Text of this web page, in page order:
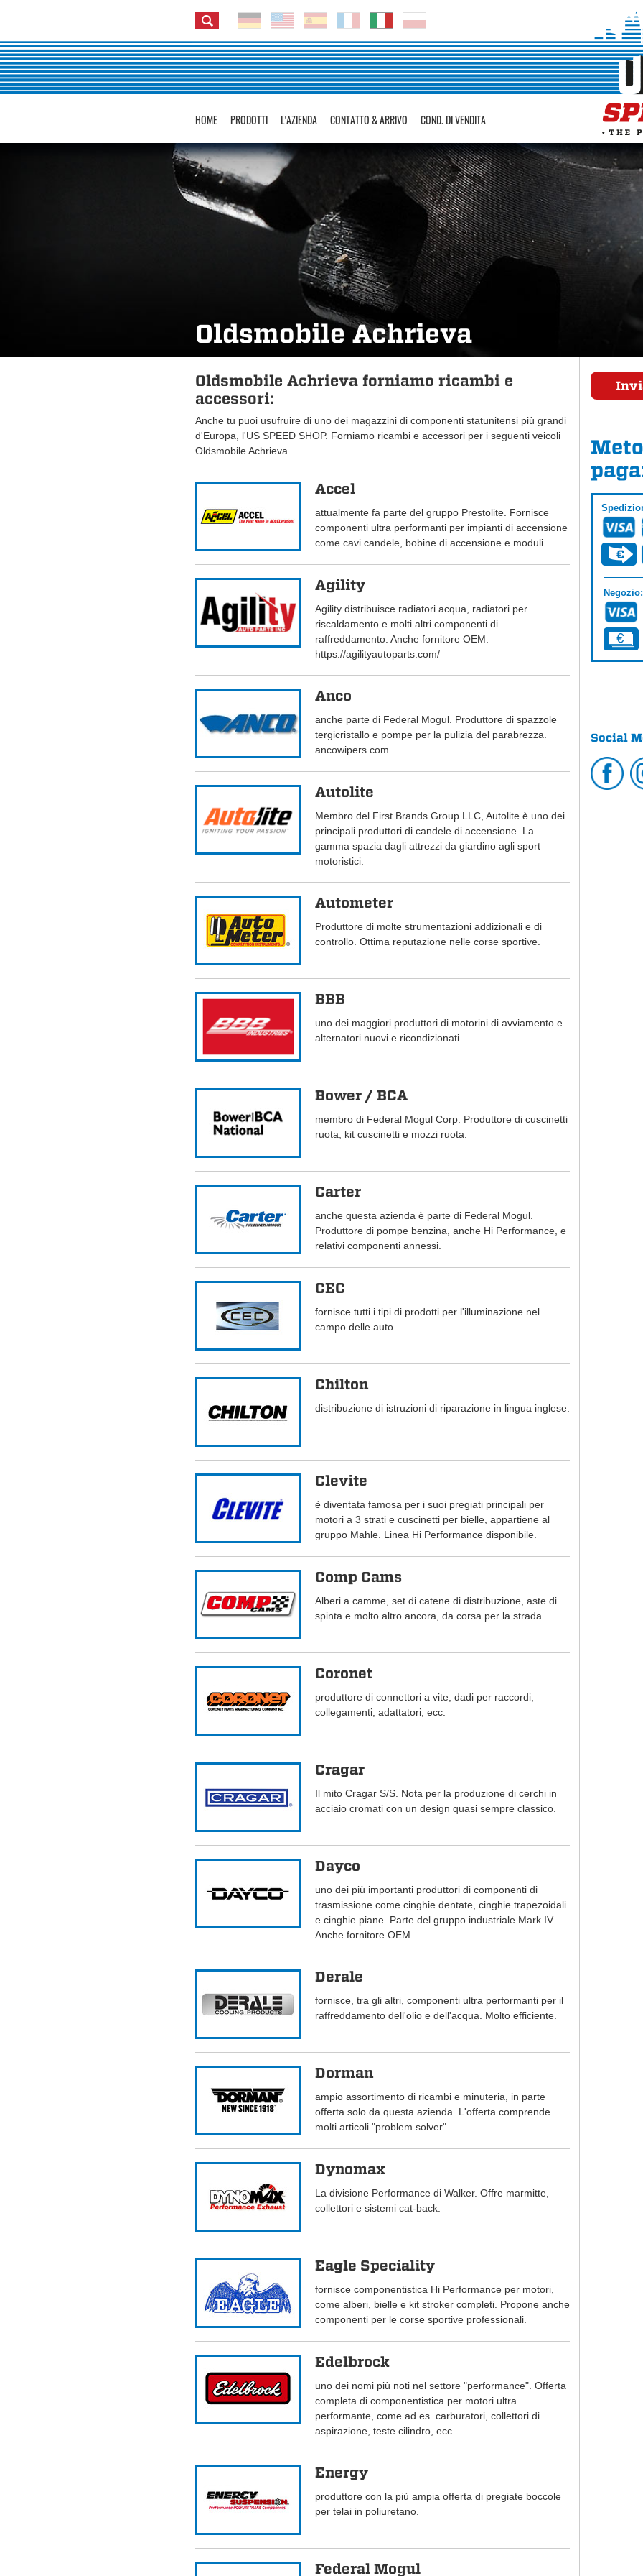
HOME PRODOTTI L'AZIENDA CONTATTO & ARRIVO COND. DI VENDITA
Oldsmobile Achrieva
Oldsmobile Achrieva forniamo ricambi e
accessori:
Anche tu puoi usufruire di uno dei magazzini di componenti statunitensi più grandi
d'Europa, l'US SPEED SHOP. Forniamo ricambi e accessori per i seguenti veicoli
Oldsmobile Achrieva.
Accel
attualmente fa parte del gruppo Prestolite. Fornisce
componenti ultra performanti per impianti di accensione
come cavi candele, bobine di accensione e moduli.
Agility
Agility distribuisce radiatori acqua, radiatori per
riscaldamento e molti altri componenti di
raffreddamento. Anche fornitore OEM.
https://agilityautoparts.com/
Anco
anche parte di Federal Mogul. Produttore di spazzole
tergicristallo e pompe per la pulizia del parabrezza.
ancowipers.com
Autolite
Membro del First Brands Group LLC, Autolite è uno dei
principali produttori di candele di accensione. La
gamma spazia dagli attrezzi da giardino agli sport
motoristici.
Autometer
Produttore di molte strumentazioni addizionali e di
controllo. Ottima reputazione nelle corse sportive.
BBB
uno dei maggiori produttori di motorini di avviamento e
alternatori nuovi e ricondizionati.
Bower / BCA
membro di Federal Mogul Corp. Produttore di cuscinetti
ruota, kit cuscinetti e mozzi ruota.
Carter
anche questa azienda è parte di Federal Mogul.
Produttore di pompe benzina, anche Hi Performance, e
relativi componenti annessi.
CEC
fornisce tutti i tipi di prodotti per l'illuminazione nel
campo delle auto.
Chilton
distribuzione di istruzioni di riparazione in lingua inglese.
Clevite
è diventata famosa per i suoi pregiati principali per
motori a 3 strati e cuscinetti per bielle, appartiene al
gruppo Mahle. Linea Hi Performance disponibile.
Comp Cams
Alberi a camme, set di catene di distribuzione, aste di
spinta e molto altro ancora, da corsa per la strada.
Coronet
produttore di connettori a vite, dadi per raccordi,
collegamenti, adattatori, ecc.
Cragar
Il mito Cragar S/S. Nota per la produzione di cerchi in
acciaio cromati con un design quasi sempre classico.
Dayco
uno dei più importanti produttori di componenti di
trasmissione come cinghie dentate, cinghie trapezoidali
e cinghie piane. Parte del gruppo industriale Mark IV.
Anche fornitore OEM.
Derale
fornisce, tra gli altri, componenti ultra performanti per il
raffreddamento dell'olio e dell'acqua. Molto efficiente.
Dorman
ampio assortimento di ricambi e minuteria, in parte
offerta solo da questa azienda. L'offerta comprende
molti articoli "problem solver".
Dynomax
La divisione Performance di Walker. Offre marmitte,
collettori e sistemi cat-back.
Eagle Speciality
fornisce componentistica Hi Performance per motori,
come alberi, bielle e kit stroker completi. Propone anche
componenti per le corse sportive professionali.
Edelbrock
uno dei nomi più noti nel settore "performance". Offerta
completa di componentistica per motori ultra
performante, come ad es. carburatori, collettori di
aspirazione, teste cilindro, ecc.
Energy
produttore con la più ampia offerta di pregiate boccole
per telai in poliuretano.
Federal Mogul
Negozio:
Social